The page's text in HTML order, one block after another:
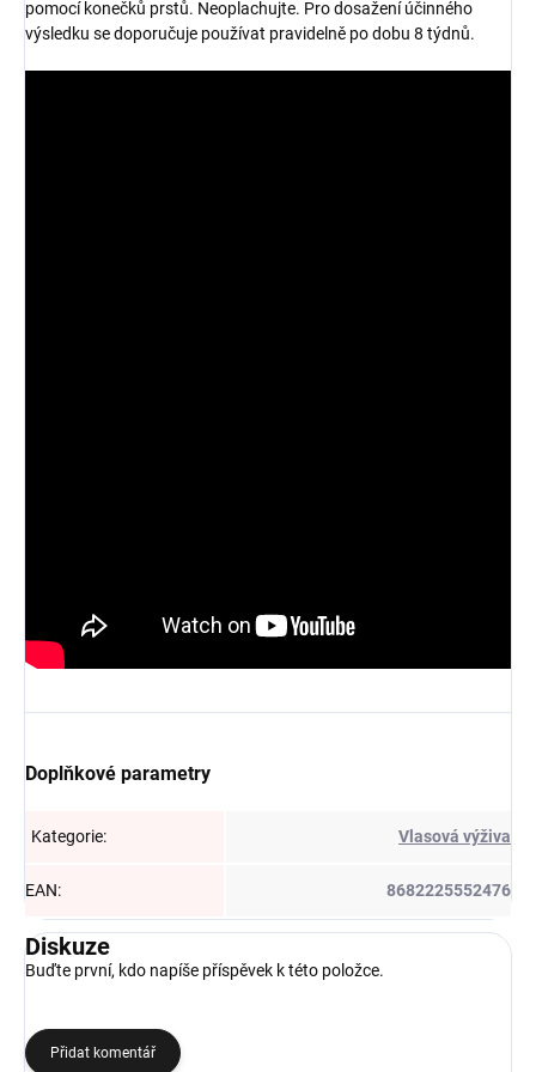
pomocí konečků prstů. Neoplachujte. Pro dosažení účinného
výsledku se doporučuje používat pravidelně po dobu 8 týdnů.
Doplňkové parametry
Kategorie: Vlasová výživa
EAN: 8682225552476
Diskuze
Buďte první, kdo napíše příspěvek k této položce.
Přidat komentář